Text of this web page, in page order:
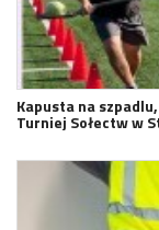
Kapusta na
Turniej Sołectw w